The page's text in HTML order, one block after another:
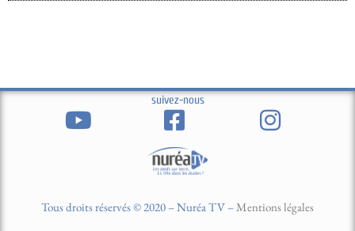
suivez-nous
Tous droits réservés © 2020 – Nuréa TV –Mentions légales